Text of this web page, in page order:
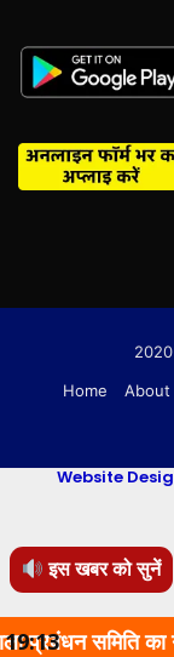
इस खबर को सुनें
Home
About
Website
समिति का गठन
19:13